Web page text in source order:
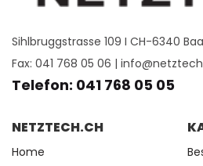
Sihlbruggstrasse 109 I CH-6340
Fax: 041 768 05 06 |
Telefon: 041 768 05 05
NETZTECH.CH
Home